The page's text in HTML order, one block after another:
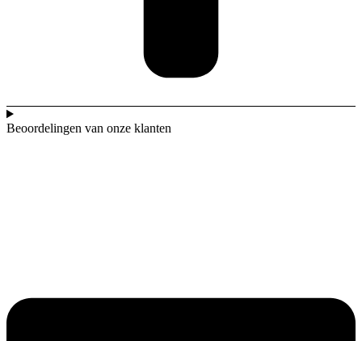
Beoordelingen van onze klanten